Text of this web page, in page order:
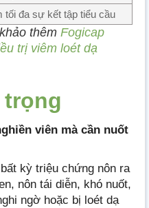
tối đa sự kết tập tiểu cầu
thêm Fogicap
trị viêm loét dạ
viên mà cần nuốt
kỳ triệu chứng nôn ra
nôn tái diễn, khó nuốt,
ngờ hoặc bị loét dạ